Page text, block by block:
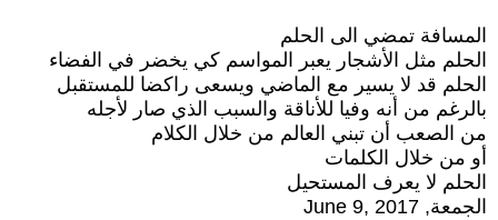
المسافة تمضي الى الحلم
الحلم مثل الأشجار يعبر المواسم كي يخضر في الفضاء
الحلم قد لا يسير مع الماضي ويسعى راكضا للمستقبل
بالرغم من أنه وفيا للأناقة والسبب الذي صار لأجله
من الصعب أن تبني العالم من خلال الكلام
أو من خلال الكلمات
الحلم لا يعرف المستحيل
الجمعة, June 9, 2017